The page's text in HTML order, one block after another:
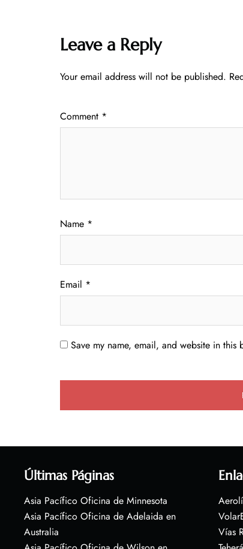
Leave a Reply
Your email address will not be published.
Comment *
Name *
Email *
Save my name, email, and website in
Últimas Páginas
Asia Pacífico Oficina de Minnesota
Asia Pacífico Oficina de Adelaida en
Australia
Vías